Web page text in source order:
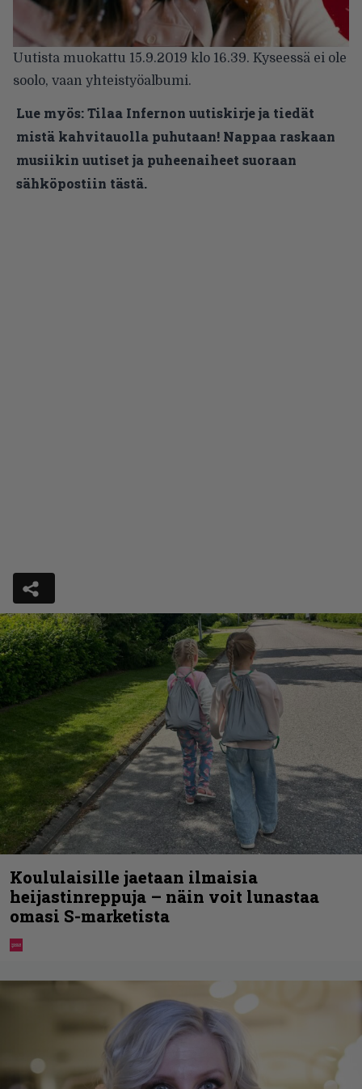
Uutista muokattu 15.9.2019 klo 16.39. Kyseessä ei ole
soolo, vaan yhteistyöalbumi.
Lue myös:Tilaa Infernon uutiskirje ja tiedät
mistä kahvitauolla puhutaan! Nappaa raskaan
musiikin uutiset ja puheenaiheet suoraan
sähköpostiin tästä.
Koululaisille jaetaan ilmaisia
heijastinreppuja – näin voit lunastaa
omasi S-marketista